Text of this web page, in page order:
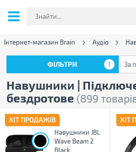
Інтернет-магазин Brain Аудіо
Навушники |
бездротове (899
ФІЛЬТРИ 1 За
ХІТ ПРОДАЖІВ
Навушники JBL
Wave Beam 2
Black
ХІТ
ФІЛЬТРИ 1 За